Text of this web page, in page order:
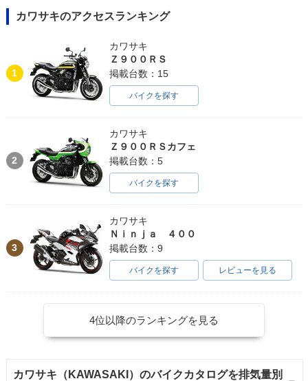
カワサキのアクセスランキング
1
カワサキ
Ｚ９００ＲＳ
掲載台数：15
バイクを探す
2
カワサキ
Ｚ９００ＲＳカフェ
掲載台数：5
バイクを探す
3
カワサキ
Ｎｉｎｊａ ４００
掲載台数：9
バイクを探す レビューを見る
4位以降のランキングを見る
カワサキ（KAWASAKI）のバイクカタログを排気量別